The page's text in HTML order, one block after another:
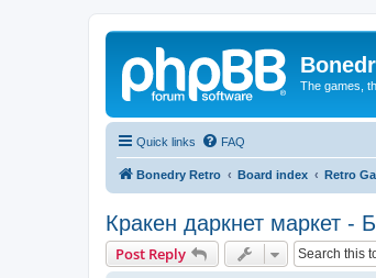
The games,
Quick links FAQ
Bonedry Retro Board index Retro
Кракен даркнет маркет -
Post Reply